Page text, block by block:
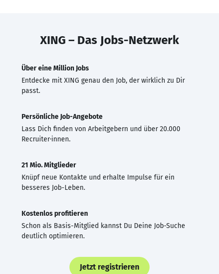
XING – Das Jobs-Netzwerk
Über eine Million Jobs
Entdecke mit XING genau den Job, der wirklich zu Dir
passt.
Persönliche Job-Angebote
Lass Dich finden von Arbeitgebern und über 20.000
Recruiter·innen.
21 Mio. Mitglieder
Knüpf neue Kontakte und erhalte Impulse für ein
besseres Job-Leben.
Kostenlos profitieren
Schon als Basis-Mitglied kannst Du Deine Job-Suche
deutlich optimieren.
Jetzt registrieren